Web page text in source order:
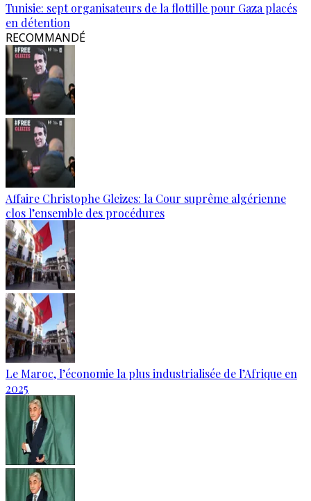
Tunisie: sept organisateurs de la flottille pour Gaza placés
en détention
RECOMMANDÉ
Affaire Christophe Gleizes: la Cour suprême algérienne
clos l’ensemble des procédures
Le Maroc, l’économie la plus industrialisée de l’Afrique en
2025